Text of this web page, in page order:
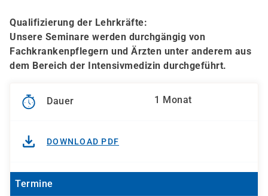
Qualifizierung der Lehrkräfte:
Unsere Seminare werden durchgängig von
Fachkrankenpflegern und Ärzten unter anderem aus
dem Bereich der Intensivmedizin durchgeführt.
Dauer 1 Monat
DOWNLOAD PDF
Termine